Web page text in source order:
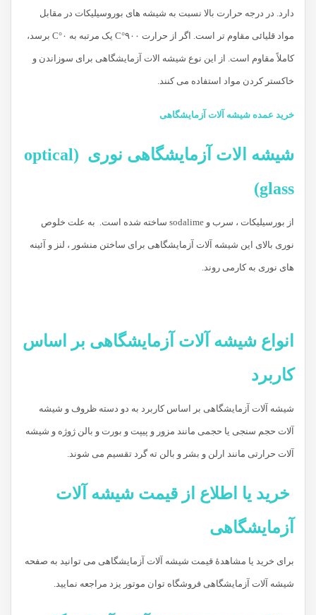
دارد. در درجه حرارت بالا نسبت به شیشه های بوروسیلیکات در مقابل
مواد قلیائی مقاوم تر است. اگر از حرارت C°۹۰۰ یک مرتبه به C°۰ برسد،
کاملاً مقاوم است. از این نوع شیشه الات آزمایشگاهی برای سوزاندن و
خاکستر کردن مواد استفاده می کنند.
خرید عمده شیشه آلات آزمایشگاهی
شیشه الات آزمایشگاهی نوری (optical
glass)
از بورسیلیکات ، سرب و sodalime ساخته شده است. به علت خلوص
نوری بالای این شیشه آلات آزمایشگاهی برای ساختن منشور ، لنز و آئینه
های نوری به کارمی روند.
انواع شیشه آلات آزمایشگاهی بر اساس
کاربرد
شیشه آلات آزمایشگاهی بر اساس کاربرد به دو دسته ظروف و شیشه
آلات حجم سنجی یا حجمی مانند مزور و پیپت و بورت و بالن ژوژه و شیشه
آلات حرارتی مانند ارلن و بشر و بالن ته گرد تقسیم می شوند.
خرید یا اطلاع از قیمت شیشه آلات
آزمایشگاهی
برای خرید یا مشاهدۀ قیمت شیشه آلات آزمایشگاهی می توانید به صفحه
شیشه آلات آزمایشگاهی فروشگاه توان موتور یزد مراجعه نمایید.